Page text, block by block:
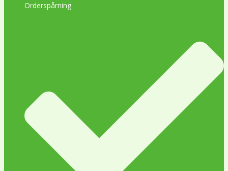
Orderspårning